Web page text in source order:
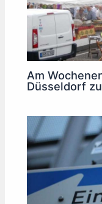
Am
Düsseldorf